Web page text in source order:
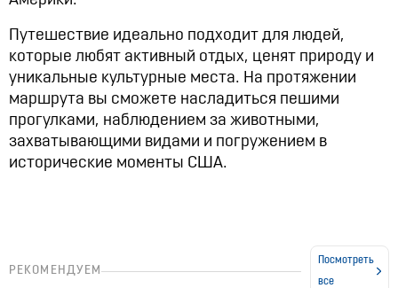
Путешествие идеально подходит для людей,
которые любят активный отдых, ценят природу и
уникальные культурные места. На протяжении
маршрута вы сможете насладиться пешими
прогулками, наблюдением за животными,
захватывающими видами и погружением в
исторические моменты США.
РЕКОМЕНДУЕМ
Посмотреть
все